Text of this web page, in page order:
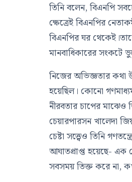
তিনি বলেন, বিএনপি
ক্ষেত্রেই বিএনপির
বিএনপির ঘর
মানবাধিকারের সংকটে
নিজের অভিজ্ঞতার কথা
হয়েছিল। কোনো
নীরবতার চাপের
চেয়ারপারসন খালেদা
চেষ্টা সত্ত্বেও তিনি
আঘাতপ্রাপ্ত হয়েছে- এক
সবসময় তিক্ত করে না,